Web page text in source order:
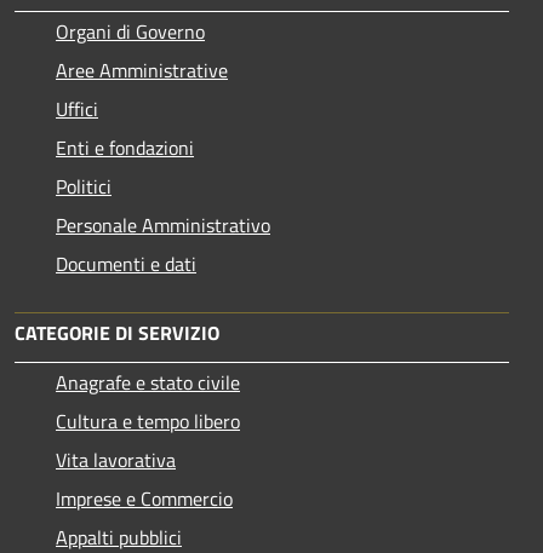
Organi di Governo
Aree Amministrative
Uffici
Enti e fondazioni
Politici
Personale Amministrativo
Documenti e dati
CATEGORIE DI SERVIZIO
Anagrafe e stato civile
Cultura e tempo libero
Vita lavorativa
Imprese e Commercio
Appalti pubblici